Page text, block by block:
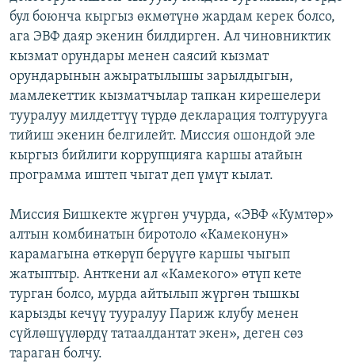
бул боюнча кыргыз өкмөтүнө жардам керек болсо,
ага ЭВФ даяр экенин билдирген. Ал чиновниктик
кызмат орундары менен саясий кызмат
орундарынын ажыратылышы зарылдыгын,
мамлекеттик кызматчылар тапкан кирешелери
тууралуу милдеттүү түрдө декларация толтурууга
тийиш экенин белгилейт. Миссия ошондой эле
кыргыз бийлиги коррупцияга каршы атайын
программа иштеп чыгат деп үмүт кылат.
Миссия Бишкекте жүргөн учурда, «ЭВФ «Кумтөр»
алтын комбинатын биротоло «Камеконун»
карамагына өткөрүп берүүгө каршы чыгып
жатыптыр. Анткени ал «Камекого» өтүп кете
турган болсо, мурда айтылып жүргөн тышкы
карызды кечүү тууралуу Париж клубу менен
сүйлөшүүлөрдү татаалдантат экен», деген сөз
тараган болчу.